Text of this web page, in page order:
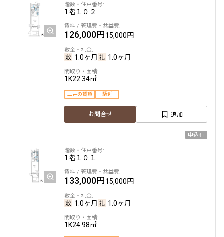
1階１０２
126,000円15,000円
1.0ヶ月 1.0ヶ月
1K22.34㎡
三井の賃貸 駅近
お問合せ 追加
申込有
1階１０１
133,000円15,000円
1.0ヶ月 1.0ヶ月
1K24.98㎡